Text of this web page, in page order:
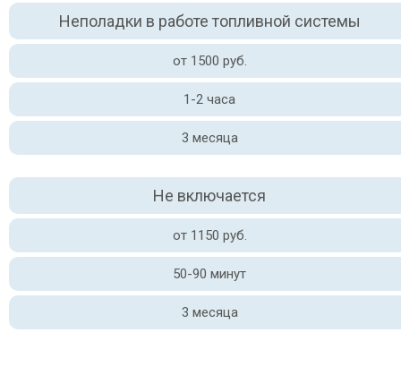
Неполадки в работе топливной системы
от 1500 руб.
1-2 часа
3 месяца
Не включается
от 1150 руб.
50-90 минут
3 месяца